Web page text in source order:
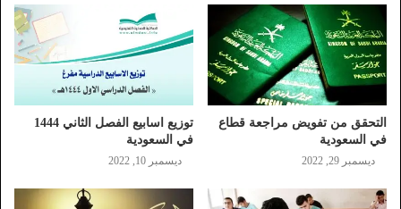
التحقق من تفويض مراجعة قطاع
في السعودية
ديسمبر 29, 2022
توزيع اسابيع الفصل الثاني 1444
في السعودية
ديسمبر 10, 2022